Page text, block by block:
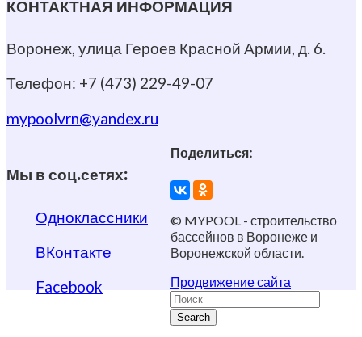
КОНТАКТНАЯ ИНФОРМАЦИЯ
Воронеж, улица Героев Красной Армии, д. 6.
Телефон: +7 (473) 229-49-07
mypoolvrn@yandex.ru
Мы в соц.сетях:
Одноклассники
ВКонтакте
Facebook
Поделиться:
© MYPOOL - строительство
бассейнов в Воронеже и
Воронежской области.
Продвижение сайта
Search